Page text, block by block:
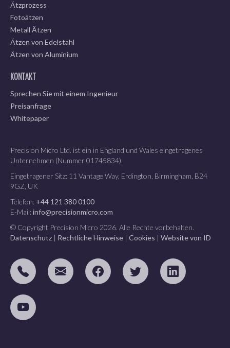
Ätzprozess
Fotoätzen
Metall Ätzen
Ätzen von Edelstahl
Ätzen von Aluminium
KONTAKT
Sprechen Sie mit einem Ingenieur
Preisanfrage
Whitepaper
Precision Micro Ltd. ist ein in England und Wales eingetragenes
Unternehmen (Nummer 01745834).
Eingetragener Sitz: 11 Vantage Way, Erdington, Birmingham, B24
9GZ, UK
Telefon: +44 121 380 0100
E-Mail:info@precisionmicro.com
© Copyright Precision Micro 2026. Alle Rechte vorbehalten.
Datenschutz | Rechtliche Hinweise | Cookies | Website von ID